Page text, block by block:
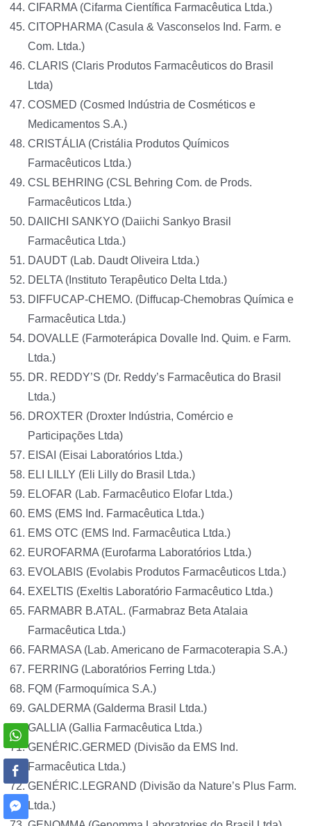
CIFARMA (Cifarma Científica Farmacêutica Ltda.)
CITOPHARMA (Casula & Vasconselos Ind. Farm. e
Com. Ltda.)
CLARIS (Claris Produtos Farmacêuticos do Brasil
Ltda)
COSMED (Cosmed Indústria de Cosméticos e
Medicamentos S.A.)
CRISTÁLIA (Cristália Produtos Químicos
Farmacêuticos Ltda.)
CSL BEHRING (CSL Behring Com. de Prods.
Farmacêuticos Ltda.)
DAIICHI SANKYO (Daiichi Sankyo Brasil
Farmacêutica Ltda.)
DAUDT (Lab. Daudt Oliveira Ltda.)
DELTA (Instituto Terapêutico Delta Ltda.)
DIFFUCAP-CHEMO. (Diffucap-Chemobras Química e
Farmacêutica Ltda.)
DOVALLE (Farmoterápica Dovalle Ind. Quim. e Farm.
Ltda.)
DR. REDDY’S (Dr. Reddy’s Farmacêutica do Brasil
Ltda.)
DROXTER (Droxter Indústria, Comércio e
Participações Ltda)
EISAI (Eisai Laboratórios Ltda.)
ELI LILLY (Eli Lilly do Brasil Ltda.)
ELOFAR (Lab. Farmacêutico Elofar Ltda.)
EMS (EMS Ind. Farmacêutica Ltda.)
EMS OTC (EMS Ind. Farmacêutica Ltda.)
EUROFARMA (Eurofarma Laboratórios Ltda.)
EVOLABIS (Evolabis Produtos Farmacêuticos Ltda.)
EXELTIS (Exeltis Laboratório Farmacêutico Ltda.)
FARMABR B.ATAL. (Farmabraz Beta Atalaia
Farmacêutica Ltda.)
FARMASA (Lab. Americano de Farmacoterapia S.A.)
FERRING (Laboratórios Ferring Ltda.)
FQM (Farmoquímica S.A.)
GALDERMA (Galderma Brasil Ltda.)
GALLIA (Gallia Farmacêutica Ltda.)
GENÉRIC.GERMED (Divisão da EMS Ind.
Farmacêutica Ltda.)
GENÉRIC.LEGRAND (Divisão da Nature’s Plus Farm.
Ltda.)